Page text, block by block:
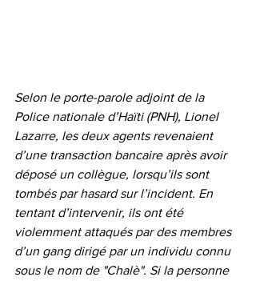
Selon le porte-parole adjoint de la
Police nationale d’Haïti (PNH), Lionel
Lazarre, les deux agents revenaient
d’une transaction bancaire après avoir
déposé un collègue, lorsqu’ils sont
tombés par hasard sur l’incident. En
tentant d’intervenir, ils ont été
violemment attaqués par des membres
d’un gang dirigé par un individu connu
sous le nom de "Chalè". Si la personne